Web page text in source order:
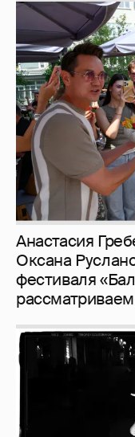
Анастасия
Оксана
фестиваля